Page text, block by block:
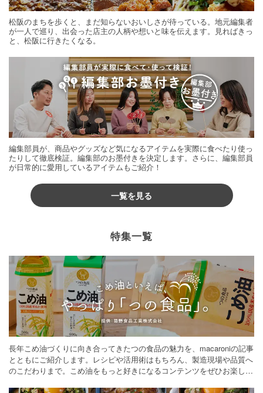
松阪のまちを歩くと、まだ知らないおいしさが待っている。地元編集者
が一人で巡り、出会った店主の人柄や想いと味を伝えます。見ればきっ
と、松阪に行きたくなる。
編集部員が、商品やグッズなど気になるアイテムを実際に食べたり使っ
たりして徹底検証。編集部のお墨付きを決定します。さらに、編集部員
が日常的に愛用しているアイテムもご紹介！
一覧を見る
特集一覧
長年こめ油づくりに向き合ってきたつの食品の魅力を、macaroniの記事
とともにご紹介します。レシピや活用術はもちろん、製造現場や品質へ
のこだわりまで。こめ油をもっと好きになるコンテンツをぜひお楽しみ